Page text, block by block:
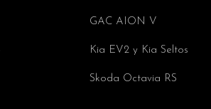
GAC AION V
Kia EV2 y Kia Seltos
Skoda Octavia RS